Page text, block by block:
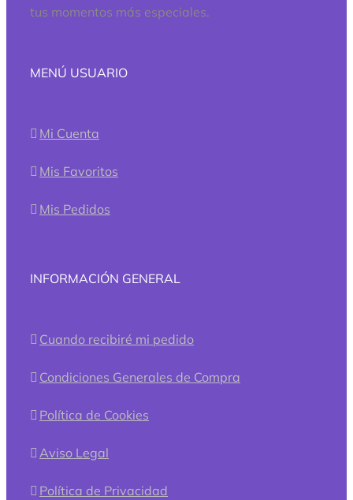
tus momentos más especiales.
MENÚ USUARIO
Mi Cuenta
Mis Favoritos
Mis Pedidos
INFORMACIÓN GENERAL
Cuando recibiré mi pedido
Condiciones Generales de Compra
Política de Cookies
Aviso Legal
Política de Privacidad